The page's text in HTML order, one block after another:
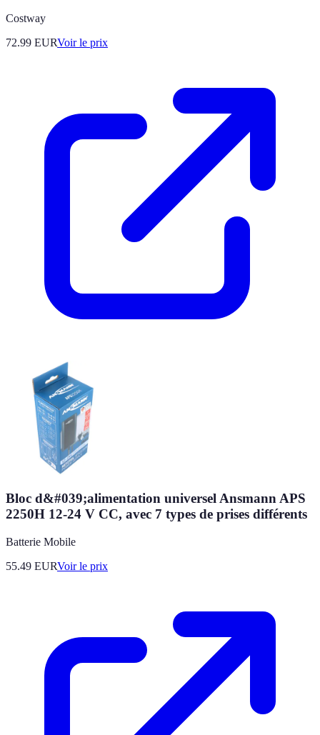
Costway
72.99 EURVoir le prix
Bloc d&#039;alimentation universel Ansmann APS
2250H 12-24 V CC, avec 7 types de prises différents
Batterie Mobile
55.49 EURVoir le prix